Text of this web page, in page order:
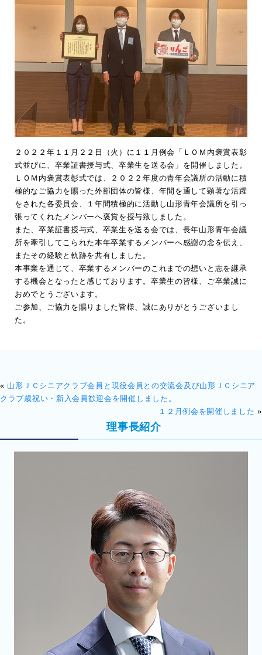
２０２２年１１月２２日（火）に１１月例会「ＬＯＭ内褒賞表彰
式並びに、卒業証書授与式、卒業生を送る会」を開催しました。
ＬＯＭ内褒賞表彰式では、２０２２年度の青年会議所の活動に積
極的なご協力を賜った外部団体の皆様、年間を通して顕著な活躍
をされた各委員会、１年間積極的に活動し山形青年会議所を引っ
張ってくれたメンバーへ褒賞を授与致しました。
また、卒業証書授与式、卒業生を送る会では、長年山形青年会議
所を牽引してこられた本年卒業するメンバーへ感謝の念を伝え、
またその経験と軌跡を共有しました。
本事業を通じて、卒業するメンバーのこれまでの想いと志を継承
する機会となったと感じております。卒業生の皆様、ご卒業誠に
おめでとうございます。
ご参加、ご協力を賜りました皆様、誠にありがとうございまし
た。
« 山形ＪＣシニアクラブ会員と現役会員との交流会及び山形ＪＣシニア
クラブ歳祝い・新入会員歓迎会を開催しました。
１２月例会を開催しました »
理事長紹介